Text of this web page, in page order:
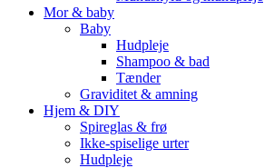
Mor & baby
Baby
Hudpleje
Shampoo & bad
Tænder
Graviditet & amning
Hjem & DIY
Spireglas & frø
Ikke-spiselige urter
Hudpleje